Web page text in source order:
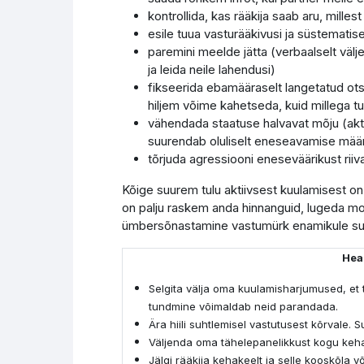
kontrollida, kas rääkija saab aru,
esile tuua vasturääkivusi ja
paremini meelde jätta (verbaalselt
ja leida neile lahendusi)
fikseerida ebamääraselt langetatud
hiljem võime kahetseda, kuid millega
vähendada staatuse halvavat mõju
suurendab oluliselt eneseavamise
tõrjuda agressiooni eneseväärikust
Kõige suurem tulu aktiivsest kuulamisest
on palju raskem anda hinnanguid, lugeda
ümbersõnastamine vastumürk enamikule
Selgita välja oma kuulamisharjumused,
tundmine võimaldab neid parandada.
Ära hiili suhtlemisel vastutusest kõrvale.
Väljenda oma tähelepanelikkust kogu
Jälgi rääkija kehakeelt ja selle kooskõla